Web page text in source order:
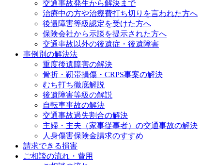
交通事故発生から解決まで
治療中の方や治療費打ち切りを言われた方へ
後遺障害等級認定を受けた方へ
保険会社から示談を提示された方へ
交通事故以外の後遺症・後遺障害
事例別の解決法
重度後遺障害の解決
骨折・靭帯損傷・CRPS事案の解決
むち打ち徹底解説
後遺障害等級の解説
自転車事故の解決
交通事故過失割合の解決
主婦・主夫（家事従事者）の交通事故の解決
人身傷害保険金請求のすすめ
請求できる損害
ご相談の流れ・費用